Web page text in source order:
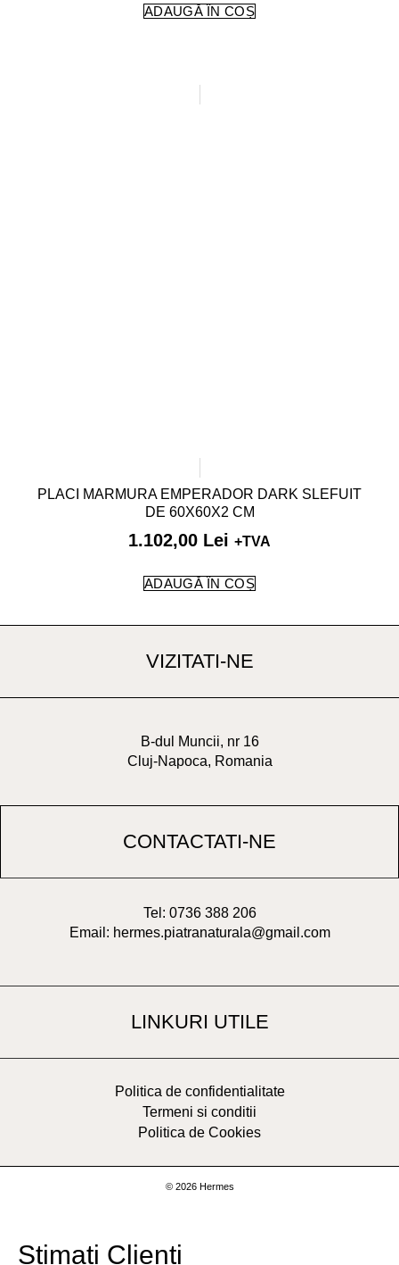
ADAUGĂ ÎN COȘ
PLACI MARMURA EMPERADOR DARK SLEFUIT
DE 60X60X2 CM
1.102,00 Lei +TVA
ADAUGĂ ÎN COȘ
VIZITATI-NE
B-dul Muncii, nr 16
Cluj-Napoca, Romania
CONTACTATI-NE
Tel: 0736 388 206
Email: hermes.piatranaturala@gmail.com
LINKURI UTILE
Politica de confidentialitate
Termeni si conditii
Politica de Cookies
© 2026 Hermes
Stimați Clienți